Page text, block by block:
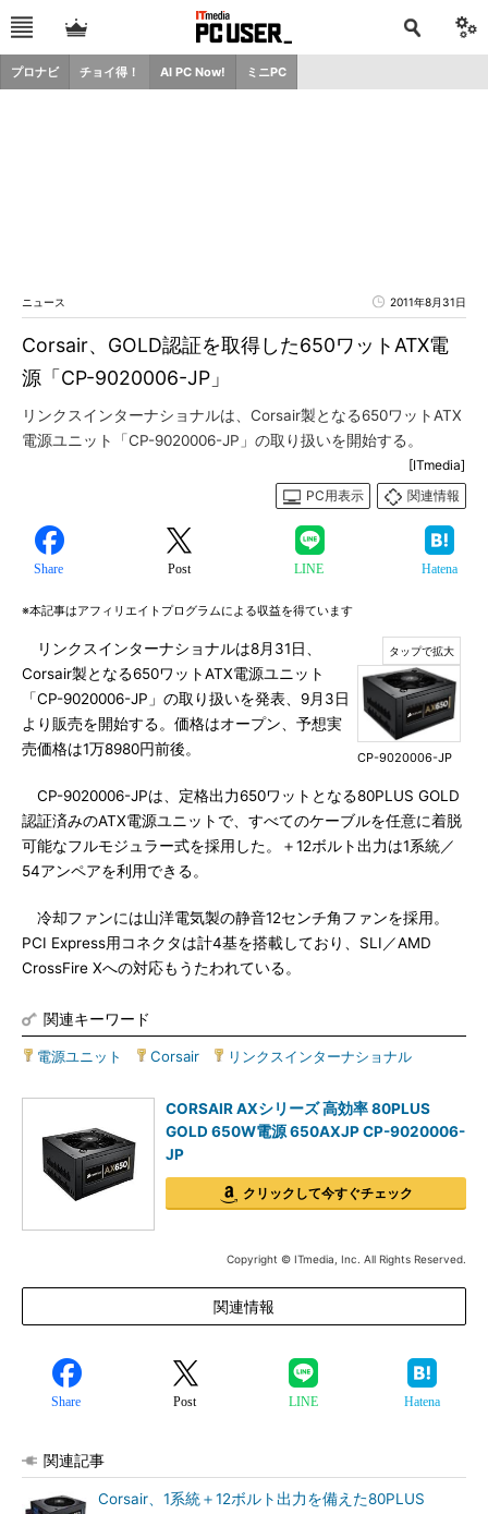
プロナビ チョイ得！ AI PC Now! ミニPC
ニュース 2011年8月31日
Corsair、GOLD認証を取得した650ワットATX電
源「CP-9020006-JP」
リンクスインターナショナルは、Corsair製となる650ワットATX
電源ユニット「CP-9020006-JP」の取り扱いを開始する。
[ITmedia]
PC用表示
関連情報
Share Post LINE Hatena
※本記事はアフィリエイトプログラムによる収益を得ています
CP-9020006-JP
リンクスインターナショナルは8月31日、
Corsair製となる650ワットATX電源ユニット
「CP-9020006-JP」の取り扱いを発表、9月3日
より販売を開始する。価格はオープン、予想実
売価格は1万8980円前後。
CP-9020006-JPは、定格出力650ワットとなる80PLUS GOLD
認証済みのATX電源ユニットで、すべてのケーブルを任意に着脱
可能なフルモジュラー式を採用した。＋12ボルト出力は1系統／
54アンペアを利用できる。
冷却ファンには山洋電気製の静音12センチ角ファンを採用。
PCI Express用コネクタは計4基を搭載しており、SLI／AMD
CrossFire Xへの対応もうたわれている。
関連キーワード
電源ユニット Corsair リンクスインターナショナル
CORSAIR AXシリーズ 高効率 80PLUS
GOLD 650W電源 650AXJP CP-9020006-
JP
クリックして今すぐチェック
Copyright © ITmedia, Inc. All Rights Reserved.
関連情報
Share Post LINE Hatena
関連記事
Corsair、1系統＋12ボルト出力を備えた80PLUS